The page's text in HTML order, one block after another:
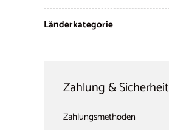
Länderkategorie
Zahlung & Sicherheit
Zahlungsmethoden